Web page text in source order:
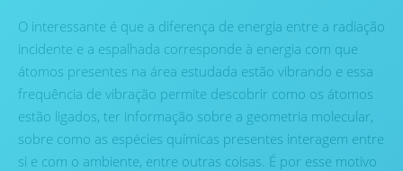
O interessante é que a diferença de energia entre a radiação
incidente e a espalhada corresponde à energia com que
átomos presentes na área estudada estão vibrando e essa
frequência de vibração permite descobrir como os átomos
estão ligados, ter informação sobre a geometria molecular,
sobre como as espécies químicas presentes interagem entre
si e com o ambiente, entre outras coisas. É por esse motivo